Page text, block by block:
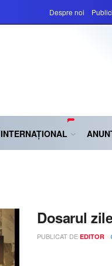
Despre noi
INTERNAȚIONAL
Dosarul
PUBLICAT DE EDITOR